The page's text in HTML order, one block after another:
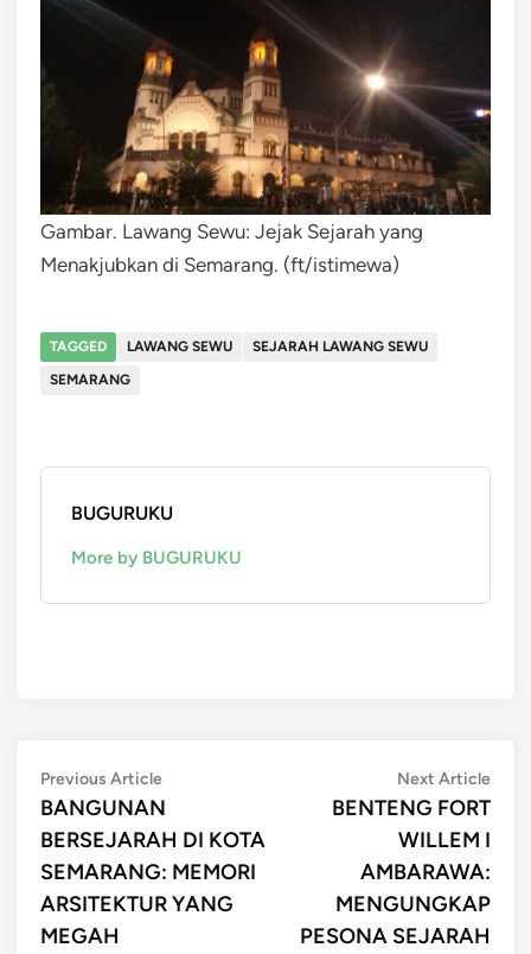
Gambar. Lawang Sewu: Jejak Sejarah yang
Menakjubkan di Semarang. (ft/istimewa)
TAGGED LAWANG SEWU
SEJARAH LAWANG SEWU
SEMARANG
BUGURUKU
More by BUGURUKU
Post
navigation
Previous ArticlePrevious
article:
BANGUNAN
BERSEJARAH DI KOTA
SEMARANG: MEMORI
ARSITEKTUR YANG
MEGAH
Next ArticleNext
BENTENG FORT
WILLEM I
AMBARAWA:
MENGUNGKAP
PESONA SEJARAH